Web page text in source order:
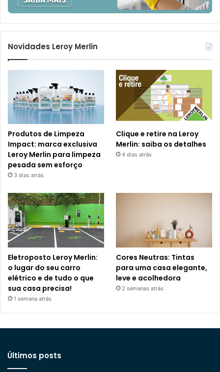
Novidades Leroy Merlin
Produtos de Limpeza
Impact: marca exclusiva
Leroy Merlin para limpeza
pesada sem esforço
3 dias atrás
Clique e retire na Leroy
Merlin: saiba os detalhes
4 dias atrás
Eletroposto Leroy Merlin:
o lugar do seu carro
elétrico e de tudo o que
sua casa precisa!
1 semana atrás
Cores Neutras: Tintas
para uma casa elegante,
leve e acolhedora
2 semanas atrás
Últimos posts